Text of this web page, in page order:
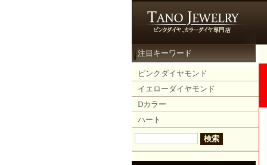
注目キーワード
ピンクダイヤモンド
イエローダイヤモンド
Dカラー
ハート